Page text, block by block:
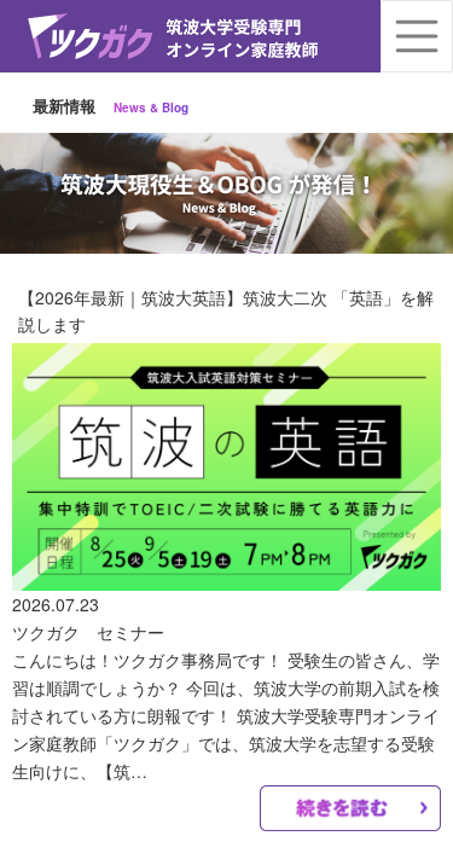
最新情報 News & Blog
【2026年最新｜筑波大英語】筑波大二次 「英語」を解
説します
2026.07.23
ツクガク セミナー
こんにちは！ツクガク事務局です！ 受験生の皆さん、学
習は順調でしょうか？ 今回は、筑波大学の前期入試を検
討されている方に朗報です！ 筑波大学受験専門オンライ
ン家庭教師「ツクガク」では、筑波大学を志望する受験
生向けに、【筑…